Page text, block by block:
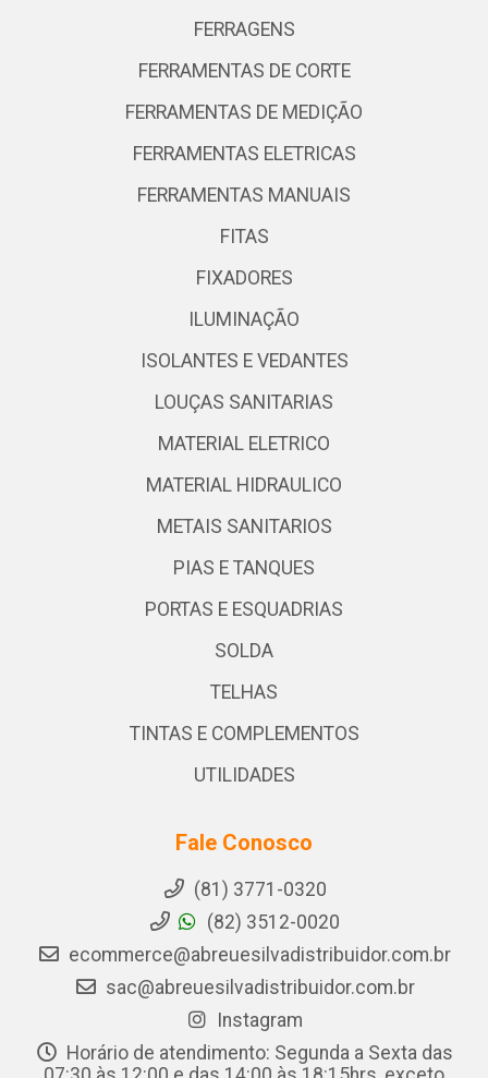
FERRAGENS
FERRAMENTAS DE CORTE
FERRAMENTAS DE MEDIÇÃO
FERRAMENTAS ELETRICAS
FERRAMENTAS MANUAIS
FITAS
FIXADORES
ILUMINAÇÃO
ISOLANTES E VEDANTES
LOUÇAS SANITARIAS
MATERIAL ELETRICO
MATERIAL HIDRAULICO
METAIS SANITARIOS
PIAS E TANQUES
PORTAS E ESQUADRIAS
SOLDA
TELHAS
TINTAS E COMPLEMENTOS
UTILIDADES
Fale Conosco
(81) 3771-0320
(82) 3512-0020
ecommerce@abreuesilvadistribuidor.com.br
sac@abreuesilvadistribuidor.com.br
Instagram
Horário de atendimento: Segunda a Sexta das